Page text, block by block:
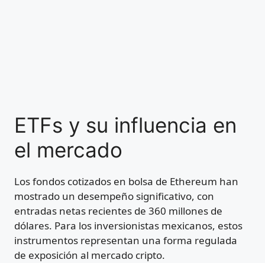
ETFs y su influencia en
el mercado
Los fondos cotizados en bolsa de Ethereum han
mostrado un desempeño significativo, con
entradas netas recientes de 360 millones de
dólares. Para los inversionistas mexicanos, estos
instrumentos representan una forma regulada
de exposición al mercado cripto.